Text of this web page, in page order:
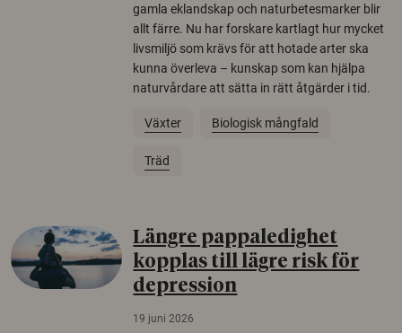
gamla eklandskap och naturbetesmarker blir
allt färre. Nu har forskare kartlagt hur mycket
livsmiljö som krävs för att hotade arter ska
kunna överleva – kunskap som kan hjälpa
naturvårdare att sätta in rätt åtgärder i tid.
Växter Biologisk mångfald
Träd
Längre pappaledighet
kopplas till lägre risk för
depression
19 juni 2026